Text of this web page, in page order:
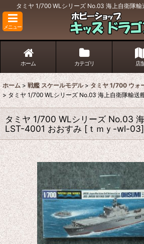
タミヤ 1/700 WLシリーズ No.03 海上自衛隊
メニュー
ホーム カテゴリ 店
ホーム > 戦艦 スケールモデル > タミヤ 1/700 ウォ
> タミヤ 1/700 WLシリーズ No.03 海上自衛隊輸送
タミヤ 1/700 WLシリーズ No.03
LST-4001 おおすみ [ｔｍｙ-wl-03]